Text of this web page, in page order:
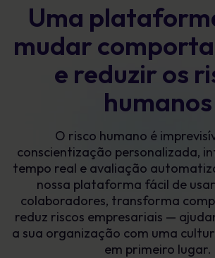
Uma
mudar
e reduzir os
humanos
O risco humano é
conscientização personalizada,
tempo real e avaliação
nossa plataforma fácil de
colaboradores, transforma
reduz riscos empresariais —
a sua organização com uma
em primeiro lugar.